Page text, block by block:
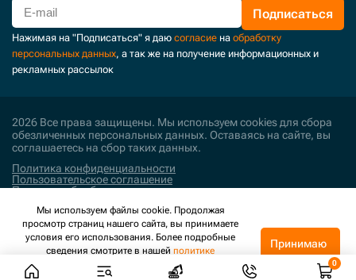
Подписаться
Нажимая на "Подписаться" я даю согласие на обработку
персональных данных, а так же на получение информационных и
рекламных рассылок
2026 Все права защищены. Мы используем cookies для сбора
обезличенных персональных данных. Оставаясь на сайте, вы
соглашаетесь на сбор таких данных.
Политика конфиденциальности
Пользовательское соглашение
Политика обработки персональных данных
Поддержка и развитие
Мы используем файлы cookie. Продолжая
просмотр страниц нашего сайта, вы принимаете
условия его использования. Более подробные
сведения смотрите в нашей политике
конфиденциальности.
Принимаю